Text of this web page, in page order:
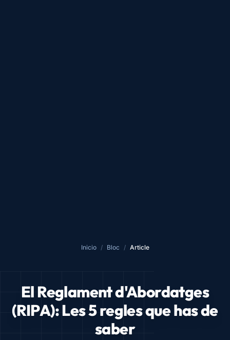
Inicio / Bloc / Article
El Reglament d'Abordatges
(RIPA): Les 5 regles que has de
saber